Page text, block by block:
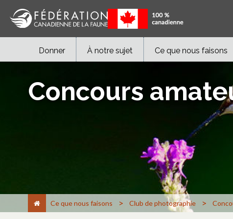
Donner À notre sujet Ce que nous faisons
Concours
Ce que nous faisons > Club de photographie >